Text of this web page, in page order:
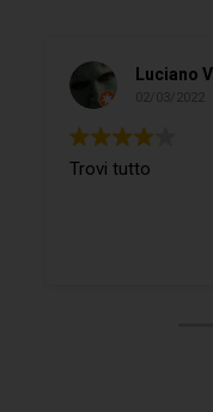
Luciano
02/03/2022
Trovi tutto